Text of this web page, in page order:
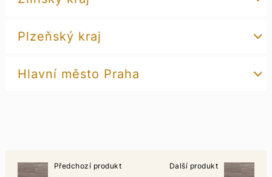
Plzeňský kraj
Hlavní město Praha
Předchozí produkt Další produkt